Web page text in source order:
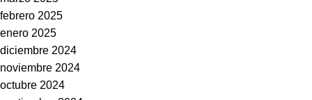
febrero 2025
enero 2025
diciembre 2024
noviembre 2024
octubre 2024